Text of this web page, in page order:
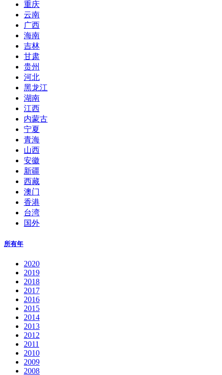
重庆
云南
广西
海南
吉林
甘肃
贵州
河北
黑龙江
湖南
江西
内蒙古
宁夏
青海
山西
安徽
新疆
西藏
澳门
香港
台湾
国外
所有年
2020
2019
2018
2017
2016
2015
2014
2013
2012
2011
2010
2009
2008